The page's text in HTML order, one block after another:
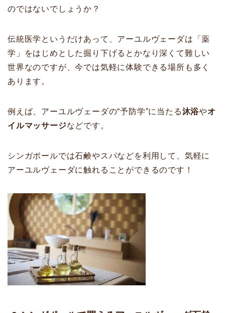
のではないでしょうか？
伝統医学というだけあって、アーユルヴェーダは「薬
学」をはじめとした掘り下げるとかなり深くて難しい
世界なのですが、今では気軽に体験できる場所も多く
あります。
例えば、アーユルヴェーダの“予防学”に当たる沐浴やオ
イルマッサージなどです。
シンガポールでは石鹸やスパなどを利用して、気軽に
アーユルヴェーダに触れることができるのです！